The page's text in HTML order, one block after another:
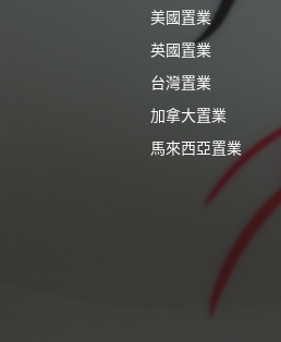
美國置業
英國置業
台灣置業
加拿大置業
馬來西亞置業